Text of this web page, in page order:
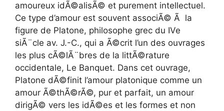
amoureux idÃ©alisÃ© et purement intellectuel.
Ce type d’amour est souvent associÃ© Ã la
figure de Platone, philosophe grec du IVe
siÃ¨cle av. J.-C., qui a Ã©crit l’un des ouvrages
les plus cÃ©lÃ¨bres de la littÃ©rature
occidentale, Le Banquet. Dans cet ouvrage,
Platone dÃ©finit l’amour platonique comme un
amour Ã©thÃ©rÃ©, pur et parfait, un amour
dirigÃ© vers les idÃ©es et les formes et non